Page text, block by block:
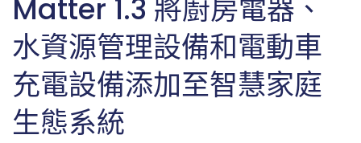
Matter 1.3 將廚房電器、
水資源管理設備和電動車
充電設備添加至智慧家庭
生態系統